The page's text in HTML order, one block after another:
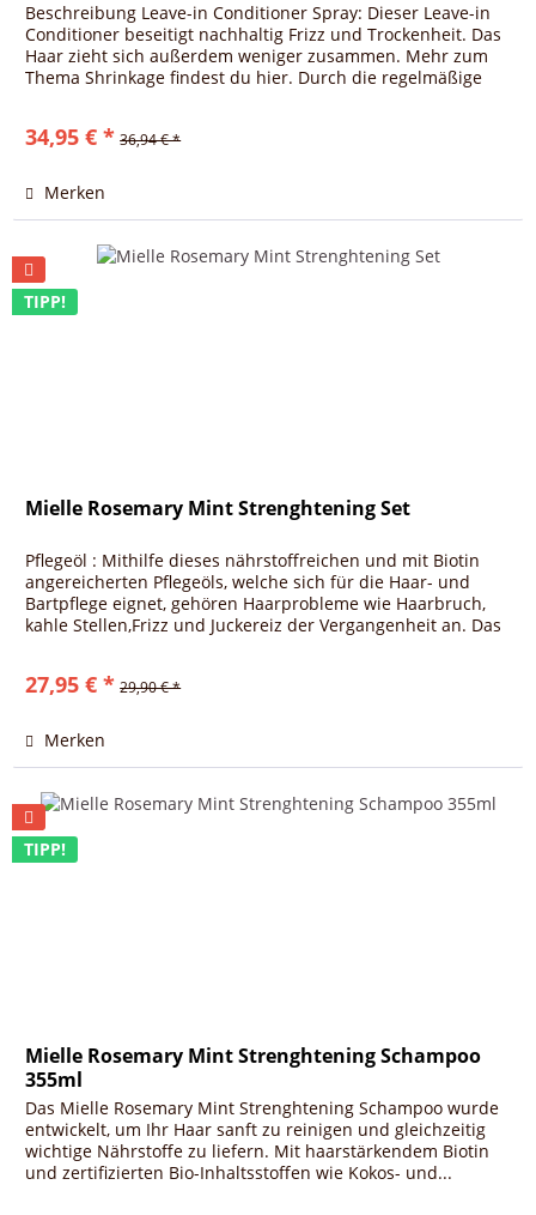
Beschreibung Leave-in Conditioner Spray: Dieser Leave-in
Conditioner beseitigt nachhaltig Frizz und Trockenheit. Das
Haar zieht sich außerdem weniger zusammen. Mehr zum
Thema Shrinkage findest du hier. Durch die regelmäßige
34,95 € * 36,94 € *
Merken
TIPP!
Mielle Rosemary Mint Strenghtening Set
Pflegeöl : Mithilfe dieses nährstoffreichen und mit Biotin
angereicherten Pflegeöls, welche sich für die Haar- und
Bartpflege eignet, gehören Haarprobleme wie Haarbruch,
kahle Stellen,Frizz und Juckereiz der Vergangenheit an. Das
27,95 € * 29,90 € *
Merken
TIPP!
Mielle Rosemary Mint Strenghtening Schampoo
355ml
Das Mielle Rosemary Mint Strenghtening Schampoo wurde
entwickelt, um Ihr Haar sanft zu reinigen und gleichzeitig
wichtige Nährstoffe zu liefern. Mit haarstärkendem Biotin
und zertifizierten Bio-Inhaltsstoffen wie Kokos- und...